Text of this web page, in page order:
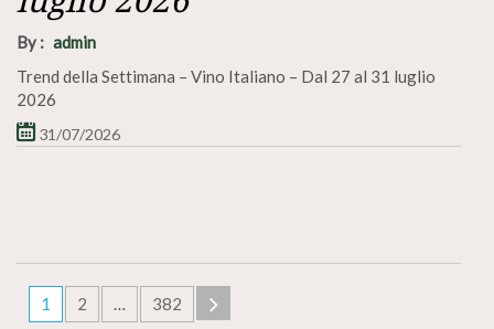
By : admin
Trend della Settimana – Vino Italiano – Dal 27 al 31 luglio
2026
31/07/2026
1 2 … 382